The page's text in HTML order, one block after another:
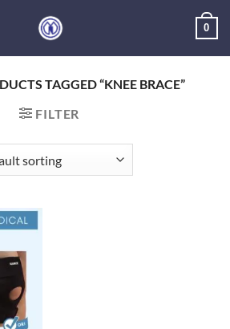
0
TAGGED “KNEE BRACE”
FILTER